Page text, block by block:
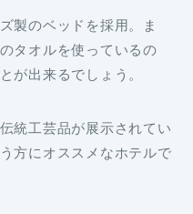
製のベッドを採用。ま
タオルを使っているの
が出来るでしょう。
統工芸品が展示されてい
方にオススメなホテルで